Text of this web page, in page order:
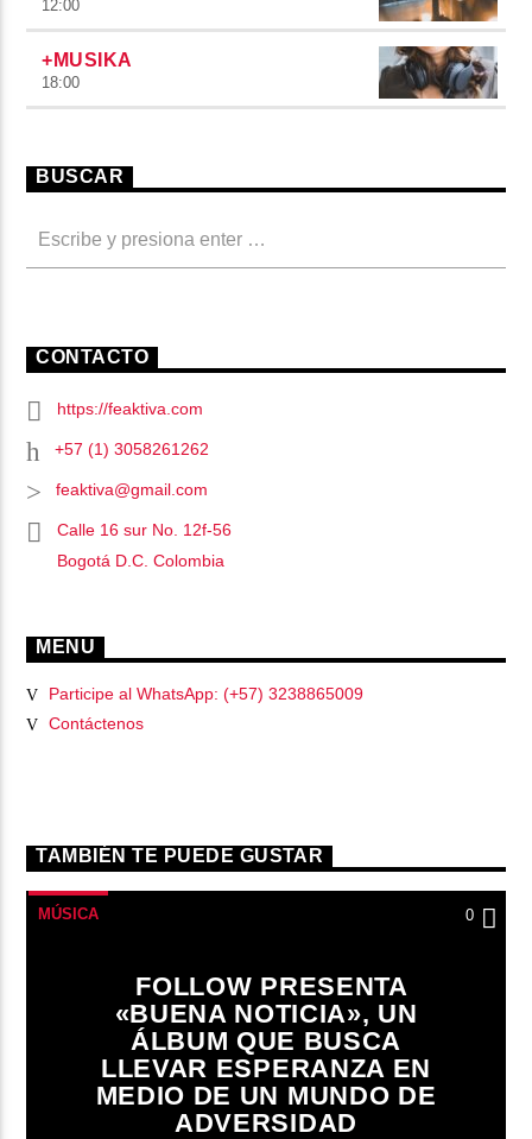
12:00
+MUSIKA
18:00
BUSCAR
CONTACTO
https://feaktiva.com
+57 (1) 3058261262
feaktiva@gmail.com
Calle 16 sur No. 12f-56
Bogotá D.C. Colombia
MENU
Participe al WhatsApp: (+57) 3238865009
Contáctenos
TAMBIÉN TE PUEDE GUSTAR
MÚSICA 0
FOLLOW PRESENTA
«BUENA NOTICIA», UN
ÁLBUM QUE BUSCA
LLEVAR ESPERANZA EN
MEDIO DE UN MUNDO DE
ADVERSIDAD